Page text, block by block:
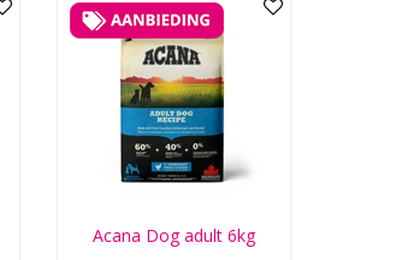
Acana Dog adult 6kg